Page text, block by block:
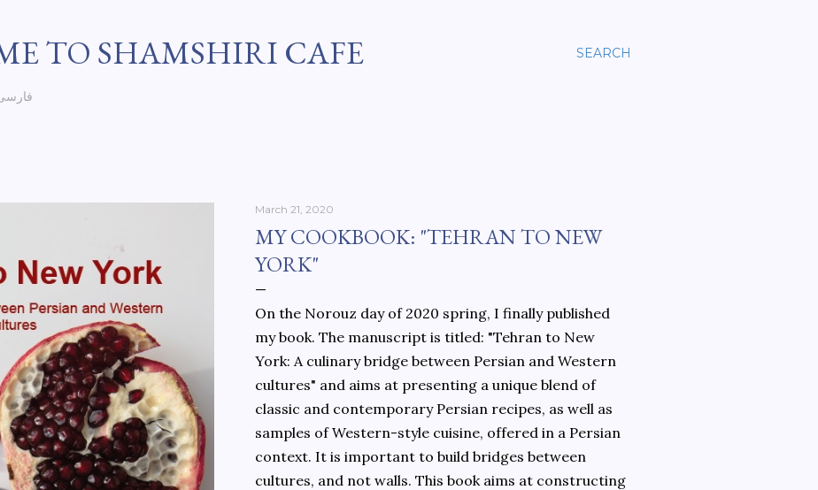
SEARCH
TO SHAMSHIRI CAFE
March 21, 2020
MY COOKBOOK: "TEHRAN TO NEW
YORK"
On the Norouz day of 2020 spring, I finally published
my book. The manuscript is titled: "Tehran to New
York: A culinary bridge between Persian and Western
cultures" and aims at presenting a unique blend of
classic and contemporary Persian recipes, as well as
samples of Western-style cuisine, offered in a Persian
context. It is important to build bridges between
cultures, and not walls. This book aims at constructing